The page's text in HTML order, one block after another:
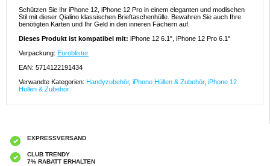
Schützen Sie Ihr iPhone 12, iPhone 12 Pro in einem eleganten und modischen
Stil mit dieser Qialino klassischen Brieftaschenhülle. Bewahren Sie auch Ihre
benötigten Karten und Ihr Geld in den inneren Fächern auf.
Dieses Produkt ist kompatibel mit: iPhone 12 6.1", iPhone 12 Pro 6.1"
Verpackung: Euroblister
EAN: 5714122191434
Verwandte Kategorien: Handyzubehör, iPhone Hüllen & Zubehör, iPhone 12
Hüllen & Zubehör
EXPRESSVERSAND
CLUB TRENDY
7% RABATT ERHALTEN